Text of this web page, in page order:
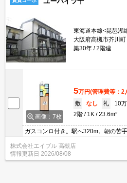
東海道本線<琵琶湖
大阪府高槻市芥川町
築30年
2階建
画像：7枚
5万円(管理費等：
敷
なし 礼
10万
2階
1K 23.6m²
ガスコンロ付き。駅へ320m。朝の苦
株式会社エイブル 高槻店
情報更新日 2026/08/08